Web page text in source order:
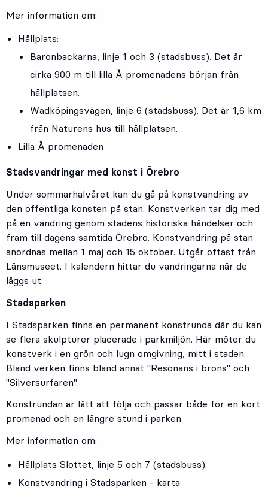
Mer information om:
Hållplats:
Baronbackarna, linje 1 och 3 (stadsbuss). Det är
cirka 900 m till lilla Å promenadens början från
hållplatsen.
Wadköpingsvägen, linje 6 (stadsbuss). Det är 1,6 km
från Naturens hus till hållplatsen.
Lilla Å promenaden
Stadsvandringar med konst i Örebro
Under sommarhalvåret kan du gå på konstvandring av
den offentliga konsten på stan. Konstverken tar dig med
på en vandring genom stadens historiska händelser och
fram till dagens samtida Örebro. Konstvandring på stan
anordnas mellan 1 maj och 15 oktober. Utgår oftast från
Länsmuseet. I kalendern hittar du vandringarna när de
läggs ut
Stadsparken
I Stadsparken finns en permanent konstrunda där du kan
se flera skulpturer placerade i parkmiljön. Här möter du
konstverk i en grön och lugn omgivning, mitt i staden.
Bland verken finns bland annat "Resonans i brons" och
"Silversurfaren".
Konstrundan är lätt att följa och passar både för en kort
promenad och en längre stund i parken.
Mer information om:
Hållplats Slottet, linje 5 och 7 (stadsbuss).
Konstvandring i Stadsparken - karta